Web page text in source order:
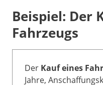
Beispiel: Der
Fahrzeugs
Der Kauf eines
Jahre,